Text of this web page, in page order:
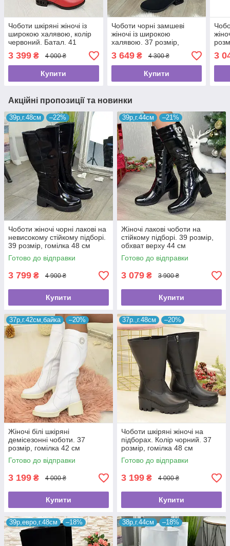
Чоботи шкіряні жіночі із
широкою халявою, колір
червоний. Батал. 41
розмір, гомілка 48 см
3 399 ₴ 4 000 ₴
Купити
Чоботи чорні замшеві
жіночі із широкою
халявою. 37 розмір,
халява 50 см
3 649₴ 4 300 ₴
Купити
3
Акційні пропозиції та новинки
39р,г.48см –22%
Чоботи жіночі чорні лакові на
невисокому стійкому підборі.
39 розмір, гомілка 48 см
Готово до відправки
3 799 ₴ 4 900 ₴
Купити
39р,г.44см –21%
Жіночі лакові чоботи на
стійкому підборі. 39 розмір,
обхват верху 44 см
Готово до відправки
3 079 ₴ 3 900 ₴
Купити
37р,г.42см,байка –20%
Жіночі білі шкіряні
демісезонні чоботи. 37
розмір, гомілка 42 см
Готово до відправки
3 199 ₴ 4 000 ₴
Купити
37р.,г.48см –20%
Чоботи шкіряні жіночі на
підборах. Колір чорний. 37
розмір, гомілка 48 см
Готово до відправки
3 199 ₴ 4 000 ₴
Купити
39р,евро,г.48см –18% 38р,г.44см –18%